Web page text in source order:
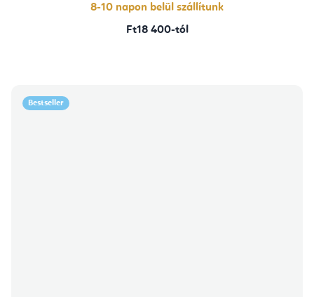
8-10 napon belül szállítunk
Ft18 400-tól
Bestseller